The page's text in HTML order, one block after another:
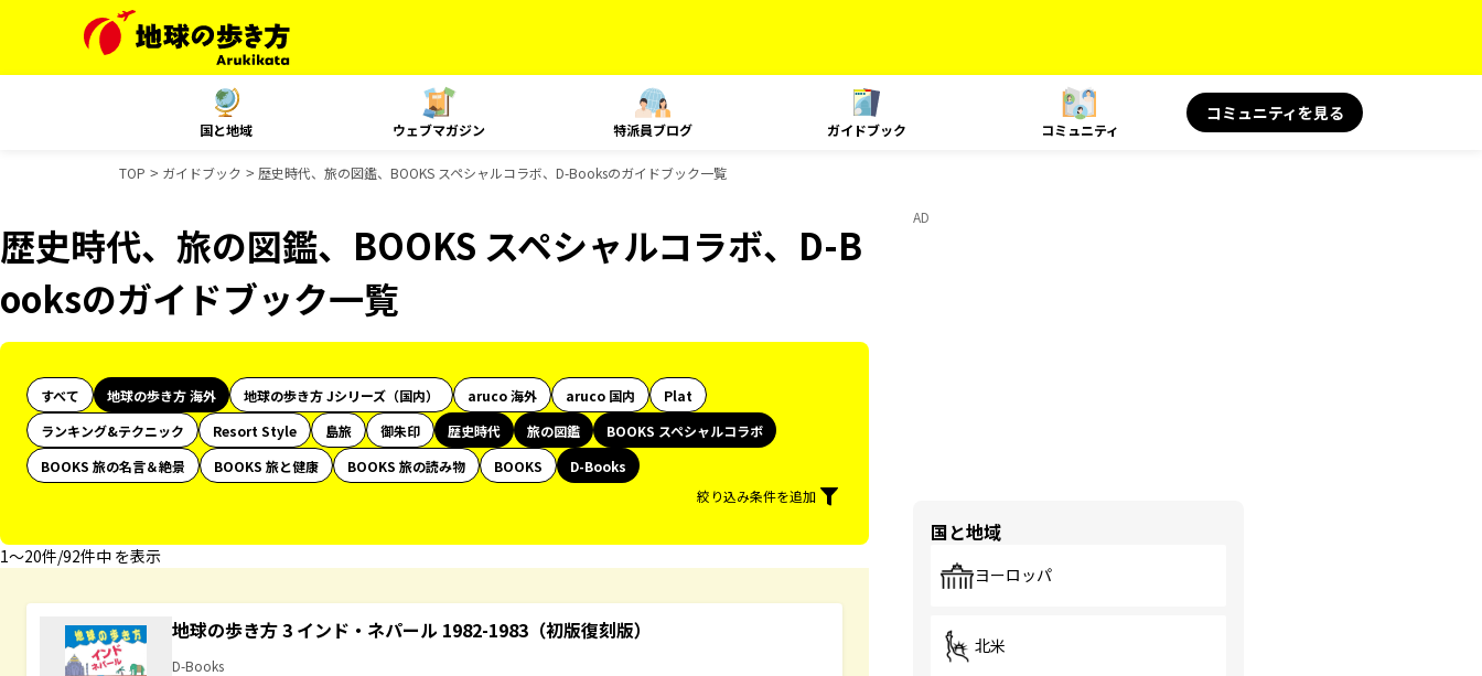
国と地域 ウェブマガジン 特派員ブログ ガイドブック コミュニティ
コミュニティを見る
TOP ガイドブック 歴史時代、旅の図鑑、BOOKS スペシャルコラボ、D-Booksのガイドブック一覧
歴史時代、旅の図鑑、BOOKS スペシャルコラボ、D-B
ooksのガイドブック一覧
すべて 地球の歩き方 海外 地球の歩き方 Jシリーズ（国内） aruco 海外 aruco 国内
Plat
ランキング&テクニック
Resort Style 島旅 御朱印 歴史時代 旅の図鑑
BOOKS スペシャルコラボ
BOOKS 旅の名言＆絶景
BOOKS 旅と健康 BOOKS 旅の読み物 BOOKS
D-Books
絞り込み条件を追加
1〜20件/92件中 を表示
地球の歩き方 3 インド・ネパール 1982-1983（初版復刻版）
D-Books
AD
国と地域
ヨーロッパ
北米